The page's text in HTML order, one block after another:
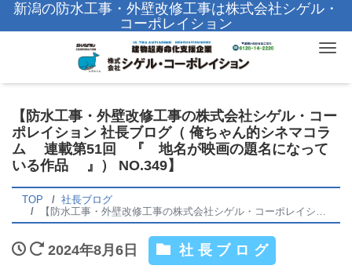
新潟の防水工事・外壁改修工事は株式会社シゲル・
コーポレイション
【防水工事・外壁改修工事の株式会社シゲル・コー
ポレイション 社長ブログ（ 俺ちゃん的シネマコラ
ム 連載第51回 『 地名が映画の題名になって
いる作品 』） NO.349】
TOP
社長ブログ
【防水工事・外壁改修工事の株式会社シゲル・コーポレイション 社長ブログ（ 俺ちゃん的シネマコラム 連載第51回 『 地名が映画の題名になっている作品 』） NO.349】
2024年8月6日 社長ブログ